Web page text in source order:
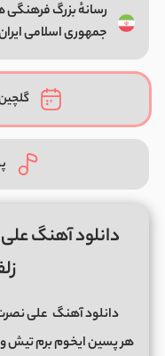
رسانهٔ بزرگ
جمهوری اسلامی
دانلود آهنگ
دانلود آهنگ علی
هر پسین ایخوم برم تیش